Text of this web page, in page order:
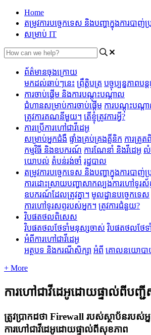
Home
តម្រូវការបច្ចេកទេស និងបញ្ហាក្នុងការបាញ់ប្
សម្រាប់ IT
ព័ត៌មានចុងក្រោយ
មកដល់ឆាប់ៗនេះ ព្រឹត្តិបត្រ បច្ចុប្បន្នភាពបន្
ការចាប់ផ្តើម និងការបណ្តុះបណ្តាល
ជំហានសម្រាប់ការចាប់ផ្តើម ការបណ្តុះបណ្ត
ត្រូវការគណនីមួយ។ តើខ្ញុំត្រូវការអ្វី?
ការប្រើការហៅជាវីដេអូ
សម្រាប់អ្នកជំងឺ ផ្ទាំងគ្រប់គ្រងគ្លីនិក ការត្រួត
កម្មវិធី និងឧបករណ៍ ការណែនាំ និងវីដេអូ លំ
យោបល់ តំបន់រង់ចាំ រដ្ឋបាល
តម្រូវការបច្ចេកទេស និងបញ្ហាក្នុងការបាញ់ប្
ការដោះស្រាយបញ្ហាសាកល្បងការហៅទូរស័
ឧបករណ៍ដែលត្រូវគ្នា។ មូលដ្ឋានបច្ចេកទេស
ការហៅទូរសព្ទរបស់អ្នក។ ត្រូវការជំនួយ?
វិបផតថលពិសេស
វិបផតថលថែទាំមនុស្សចាស់ វិបផតថលថែ
អំពីការហៅជាវីដេអូ
អត្ថបទ និងករណីសិក្សា អំពី គោលនយោប
+ More
ការហៅជាវីដេអូដោយផ្ទាល់ពីបញ្
ត្រូវប្រាកដថា Firewall របស់ស្ថាប័នរបស់អ្
ការហៅជាវីដេអូដោយផ្ទាល់ពីសុខភាព